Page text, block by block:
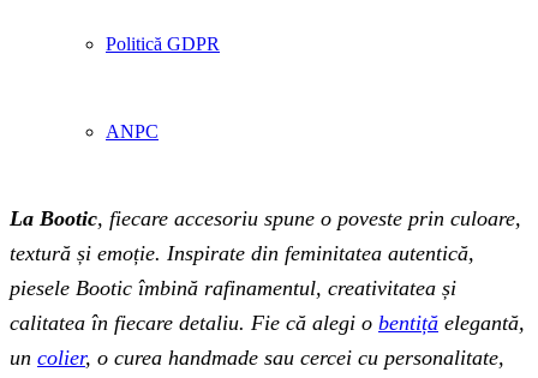
Politică GDPR
ANPC
La Bootic, fiecare accesoriu spune o poveste prin culoare,
textură și emoție. Inspirate din feminitatea autentică,
piesele Bootic îmbină rafinamentul, creativitatea și
calitatea în fiecare detaliu. Fie că alegi o bentiță elegantă,
un colier, o curea handmade sau cercei cu personalitate,